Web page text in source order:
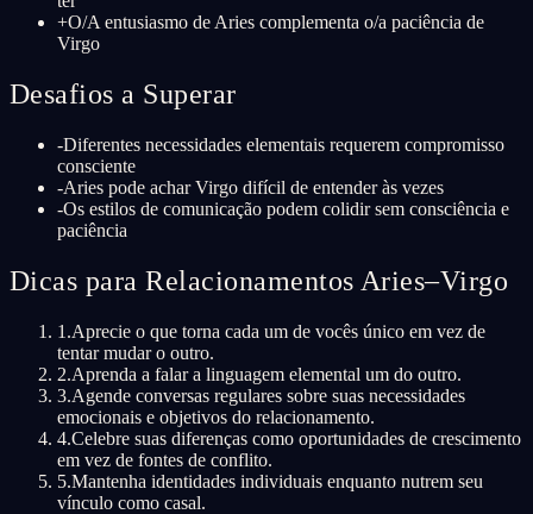
+O/A entusiasmo de Aries complementa o/a paciência de
Virgo
Desafios a Superar
-Diferentes necessidades elementais requerem compromisso
consciente
-Aries pode achar Virgo difícil de entender às vezes
-Os estilos de comunicação podem colidir sem consciência e
paciência
Dicas para Relacionamentos Aries–Virgo
1 .Aprecie o que torna cada um de vocês único em vez de
tentar mudar o outro.
2.Aprenda a falar a linguagem elemental um do outro.
3.Agende conversas regulares sobre suas necessidades
emocionais e objetivos do relacionamento.
4.Celebre suas diferenças como oportunidades de crescimento
em vez de fontes de conflito.
5.Mantenha identidades individuais enquanto nutrem seu
vínculo como casal.